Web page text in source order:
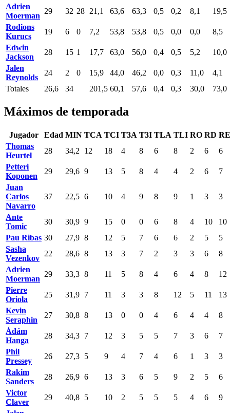
Adrien
Moerman
29 32 28 21,1 63,6 63,3 0,5 0,2 8,1
19,5
Rodions
Kurucs
19 6 0 7,2 53,8 53,8 0,5 0,0 0,0
8,5
Edwin
Jackson
28 15 1 17,7 63,0 56,0 0,4 0,5 5,2
10,0
Jalen
Reynolds
24 2 0 15,9 44,0 46,2 0,0 0,3 11,0
4,1
Totales
26,6 34 201,5 60,1 57,6 0,4 0,3 30,0 73,0
Máximos de temporada
Jugador Edad MIN TCA TCI T3A T3I TLA TLI RO RD
Thomas
Heurtel
28 34,2 12 18 4 8 6 8 2 6
6
Petteri
Koponen
29 29,6 9 13 5 8 4 4 2 6
7
Juan
Carlos
Navarro
37 22,5 6 10 4 9 8 9 1 3 3
Ante
Tomic
30 30,9 9 15 0 0 6 8 4 10
10
Pau Ribas 30 27,9 8 12 5 7 6 6 2 5
5
Sasha
Vezenkov
22 28,6 8 13 3 7 2 3 3 6
8
Adrien
Moerman
29 33,3 8 11 5 8 4 6 4 8
12
Pierre
Oriola
25 31,9 7 11 3 3 8 12 5 11
13
Kevin
Seraphin
27 30,8 8 13 0 0 4 6 4 4
8
Ádám
Hanga
28 34,3 7 12 3 5 5 7 3 6
7
Phil
Pressey
26 27,3 5 9 4 7 4 6 1 3
3
Rakim
Sanders
28 26,9 6 13 3 6 5 9 2 5
6
Victor
Claver
29 40,8 5 10 2 5 5 5 4 6
9